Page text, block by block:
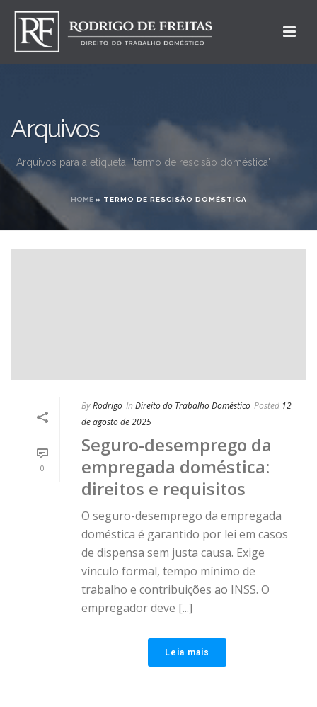
Arquivos
Arquivos para a etiqueta: "termo de rescisão doméstica"
HOME» TERMO DE RESCISÃO DOMÉSTICA
0
ByRodrigo In Direito do Trabalho Doméstico Posted 12
de agosto de 2025
Seguro-desemprego da
empregada doméstica:
direitos e requisitos
O seguro-desemprego da empregada
doméstica é garantido por lei em casos
de dispensa sem justa causa. Exige
vínculo formal, tempo mínimo de
trabalho e contribuições ao INSS. O
empregador deve [...]
Leia mais